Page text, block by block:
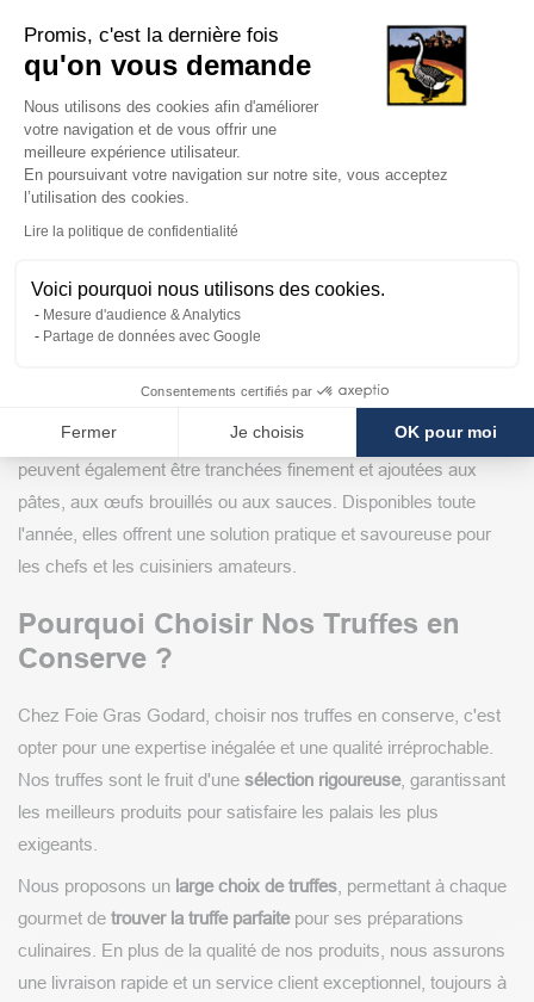
Promis, c'est la dernière fois
qu'on vous demande
Plateforme de Gestion du
Nous utilisons des cookies afin d'améliorer
votre navigation et de vous offrir une
meilleure expérience utilisateur.
En poursuivant votre navigation sur notre site, vous acceptez
l’utilisation des cookies.
Lire la politique de confidentialité
Voici pourquoi nous utilisons des cookies.
Mesure d'audience & Analytics
Partage de données avec Google
Consentements certifiés par
Fermer Je choisis OK pour moi
Axeptio consent
Comment Utiliser la Truffe en
Conserve ?
Les truffes en conserve sont incroyablement polyvalentes et
peuvent sublimer une multitude de plats. Contrairement aux
truffes fraîches qui peuvent se consommer crues, il est
recommandé de cuisiner les truffes en conserve
éviter de surchauffer et de perdre leur parfum délicat.
Utilisez les truffes en conservepour
parmesan, sur un plat de tagliatelles, un écrasé de pommes de
terre, ou pour sublimer tout plat de viande ou de poisson. Elles
peuvent également être tranchées finement et ajoutées aux
pâtes, aux œufs brouillés ou aux sauces. Disponibles toute
l'année, elles offrent une solution pratique et savoureuse pour
les chefs et les cuisiniers amateurs.
Pourquoi Choisir Nos Truffes en
Conserve ?
Chez Foie Gras Godard, choisir nos truffes en conserve, c'est
opter pour une expertise inégalée et une qualité irréprochable.
Nos truffes sont le fruit d'une sélection rigoureuse, garantissant
les meilleurs produits pour satisfaire les palais les plus
exigeants.
Nous proposons un large choix de truffes , permettant à chaque
gourmet de trouver la truffe parfaitepour ses préparations
culinaires. En plus de la qualité de nos produits, nous assurons
une livraison rapide et un service client exceptionnel, toujours à